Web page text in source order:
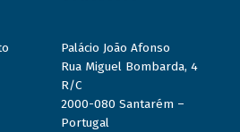
Palácio João Afonso
Rua Miguel Bombarda, 4
R/C
2000-080 Santarém –
Portugal